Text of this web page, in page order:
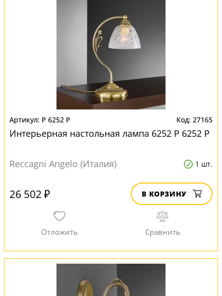
P 6252 P 27165
Интерьерная настольная лампа 6252 P 6252 P
Reccagni Angelo (Италия) 1 шт.
26 502 ₽ В КОРЗИНУ